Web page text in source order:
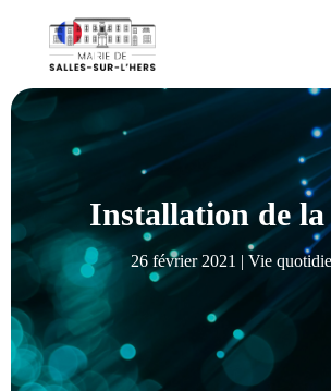
Installation de
26 février 2021 | Vie